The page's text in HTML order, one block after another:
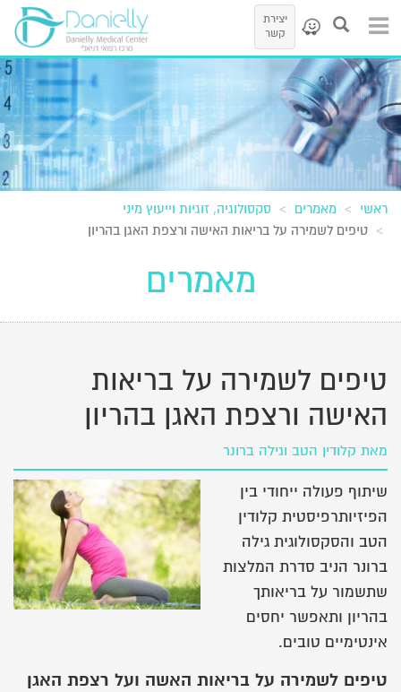
יצירת
קשר
ראשי מאמרים
סקסולוגיה, זוגיות וייעוץ מיני
טיפים לשמירה על בריאות האישה ורצפת האגן בהריון
מאמרים
טיפים לשמירה על בריאות
האישה ורצפת האגן בהריון
מאת קלודין הטב וגילה ברונר
שיתוף פעולה ייחודי בין
הפיזיותרפיסטית קלודין
הטב והסקסולוגית גילה
ברונר הניב סדרת המלצות
שתשמור על בריאותך
בהריון ותאפשר יחסים
אינטימיים טובים.
טיפים לשמירה על בריאות האשה ועל רצפת האגן